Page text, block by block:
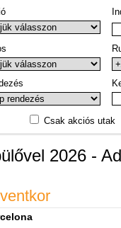
Csak akciós utak
2026 -